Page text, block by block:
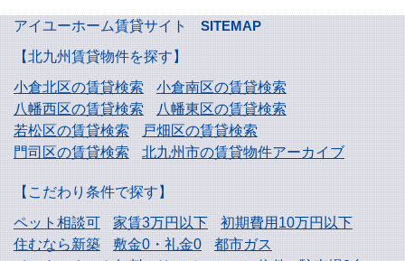
アイユーホーム賃貸サイト
SITEMAP
【北九州賃貸物件を探す】
小倉北区の賃貸検索
小倉南区の賃貸検索
八幡西区の賃貸検索
八幡東区の賃貸検索
若松区の賃貸検索
戸畑区の賃貸検索
門司区の賃貸検索
北九州市の賃貸物件アーカイブ
【こだわり条件で探す】
ペット相談可
家賃3万円以下
初期費用10万円以下
住むなら新築
敷金0・礼金0
都市ガス